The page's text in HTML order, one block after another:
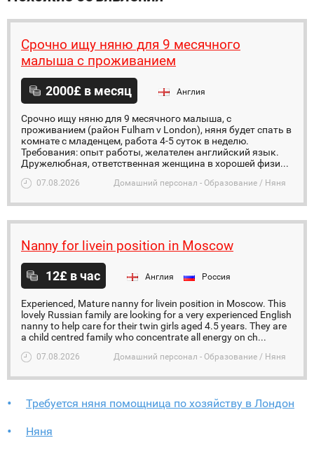
Срочно ищу няню для 9 месячного
малыша с проживанием
2000£ в месяц Англия
Срочно ищу няню для 9 месячного малыша, с
проживанием (район Fulham v London), няня будет спать в
комнате с младенцем, работа 4-5 суток в неделю.
Требования: опыт работы, желателен английский язык.
Дружелюбная, ответственная женщина в хорошей физи...
07.08.2026 Домашний персонал - Образование / Няня
Nanny for livein position in Moscow
12£ в час Англия Россия
Experienced, Mature nanny for livein position in Moscow. This
lovely Russian family are looking for a very experienced English
nanny to help care for their twin girls aged 4.5 years. They are
a child centred family who concentrate all energy on ch...
07.08.2026 Домашний персонал - Образование / Няня
Требуется няня помощница по хозяйству в Лондон
Няня